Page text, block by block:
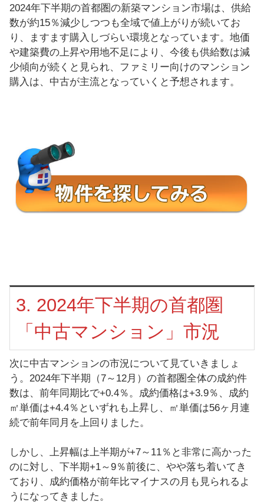
2024年下半期の首都圏の新築マンション市場は、供給
数が約15％減少しつつも全域で値上がりが続いてお
り、ますます購入しづらい環境となっています。地価
や建築費の上昇や用地不足により、今後も供給数は減
少傾向が続くと見られ、ファミリー向けのマンション
購入は、中古が主流となっていくと予想されます。
3. 2024年下半期の首都圏
「中古マンション」市況
次に中古マンションの市況について見ていきましょ
う。2024年下半期（7～12月）の首都圏全体の成約件
数は、前年同期比で+0.4％。成約価格は+3.9％、成約
㎡単価は+4.4％といずれも上昇し、㎡単価は56ヶ月連
続で前年同月を上回りました。
しかし、上昇幅は上半期が+7～11％と非常に高かった
のに対し、下半期+1～9％前後に、やや落ち着いてき
ており、成約価格が前年比マイナスの月も見られるよ
うになってきました。